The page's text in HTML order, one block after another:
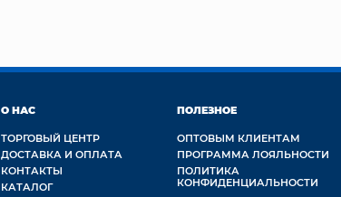
О НАС
ТОРГОВЫЙ ЦЕНТР
ДОСТАВКА И ОПЛАТА
КОНТАКТЫ
КАТАЛОГ
ПОЛЕЗНОЕ
ОПТОВЫМ КЛИЕНТАМ
ПРОГРАММА ЛОЯЛЬНОСТИ
ПОЛИТИКА
КОНФИДЕНЦИАЛЬНОСТИ